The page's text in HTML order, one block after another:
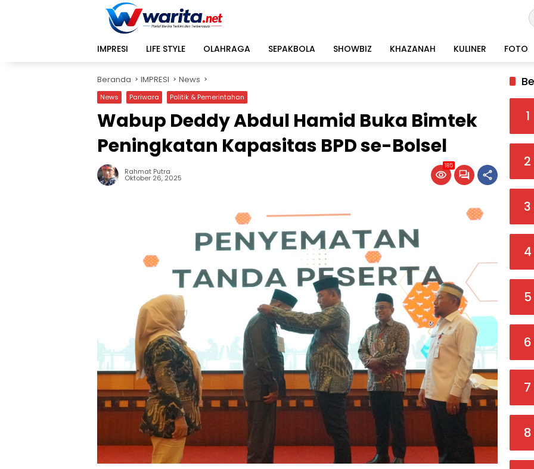
IMPRESI
LIFE STYLE OLAHRAGA SEPAKBOLA SHOWBIZ KHAZANAH KULINER FOTO
Beranda IMPRESI News
News Pariwara Politik & Pemerintahan
Wabup Deddy Abdul Hamid Buka Bimtek
Peningkatan Kapasitas BPD se-Bolsel
Rahmat Putra
Oktober 26, 2025
185
1
2
3
4
5
6
7
8